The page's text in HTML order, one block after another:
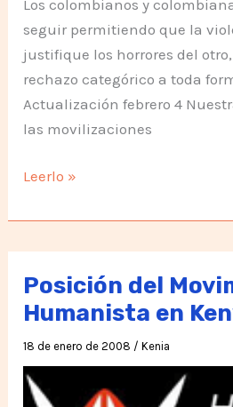
Los colombianos y
seguir permitiendo que la
justifique los horrores del
rechazo categórico a toda
Actualización febrero 4
las movilizaciones
No
FARC,
No
más
PARAPOLITICOS,
No
más
Guerra
Leerlo »
Posición del
Humanista en
18 de enero de 2008 /Kenia